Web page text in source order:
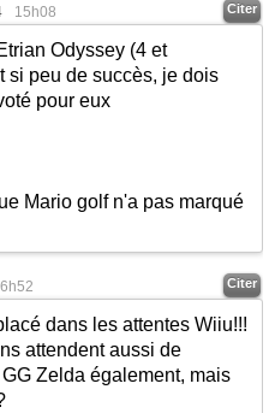
15h08 Citer
Odyssey (4 et
si peu de succès, je dois
pour eux
Mario golf n'a pas marqué
Citer
dans les attentes Wiiu!!!
attendent aussi de
Zelda également, mais